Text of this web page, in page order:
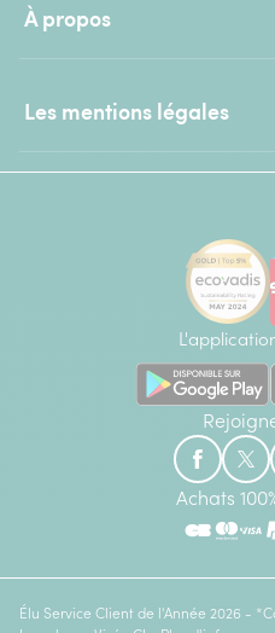
À propos
Les mentions légales
Achats
Élu Service Client de l'Année 2026 -